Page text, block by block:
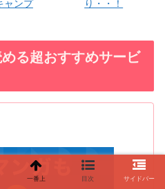
ャンプ
り・・！
る超おすすめサービ
一番上 目次 サイドバー